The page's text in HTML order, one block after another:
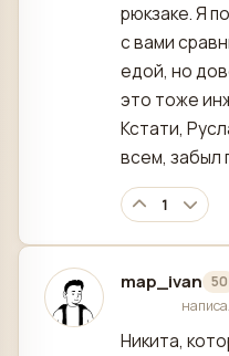
рюкзаке. Я
с вами
едой, но
это тоже
Кстати,
всем, забыл
1
map_ivan 50
Никита,